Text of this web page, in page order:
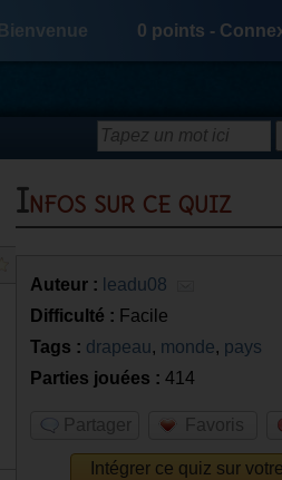
Bienvenue 0 points -
Infos sur ce quiz
Auteur : leadu08
Difficulté : Facile
Tags : drapeau, monde, pays
Parties jouées : 414
Partager Favoris
Intégrer ce quiz sur